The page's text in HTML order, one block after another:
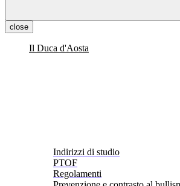
close
Il Duca d'Aosta
Indirizzi di studio
PTOF
Regolamenti